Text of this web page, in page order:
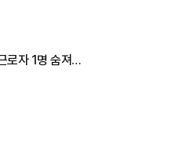
로자 1명 숨져…